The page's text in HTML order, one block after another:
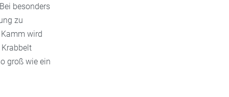
besonders
zu
wird
groß wie ein